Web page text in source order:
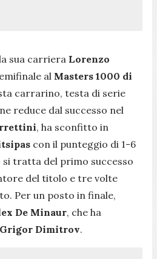
sua carriera Lorenzo
al Masters 1000 di
carrarino, testa di serie
reduce dal successo nel
, ha sconfitto in
con il punteggio di 1-6
tratta del primo successo
del titolo e tre volte
Per un posto in finale,
De Minaur, che ha
Grigor Dimitrov.